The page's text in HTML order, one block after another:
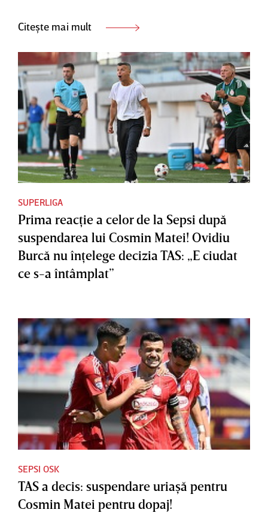
Citește mai mult
SUPERLIGA
Prima reacţie a celor de la Sepsi după
suspendarea lui Cosmin Matei! Ovidiu
Burcă nu înţelege decizia TAS: „E ciudat
ce s-a întâmplat”
SEPSI OSK
TAS a decis: suspendare uriaşă pentru
Cosmin Matei pentru dopaj!